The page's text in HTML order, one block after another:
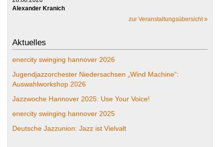
Alexander Kranich
zur Veranstaltungsübersicht
Aktuelles
enercity swinging hannover 2026
Jugendjazzorchester Niedersachsen „Wind Machine“:
Auswahlworkshop 2026
Jazzwoche Hannover 2025: Use Your Voice!
enercity swinging hannover 2025
Deutsche Jazzunion: Jazz ist Vielvalt